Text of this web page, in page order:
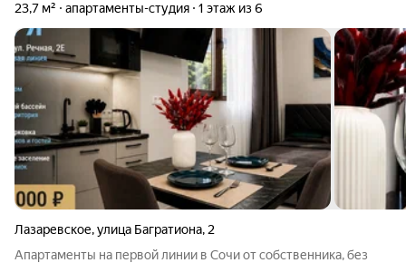
23,7 м² апартаменты-студия 1 этаж из 6
Лазаревское,улица Багратиона, 2
Апартаменты на первой линии в Сочи от собственника, без